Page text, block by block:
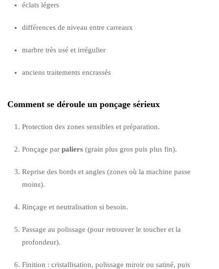
éclats légers
différences de niveau entre carreaux
marbre très usé et irrégulier
anciens traitements encrassés
Comment se déroule un ponçage sérieux
Protection des zones sensibles et préparation.
Ponçage par paliers (grain plus gros puis plus fin).
Reprise des bords et angles (zones où la machine passe
moins).
Rinçage et neutralisation si besoin.
Passage au polissage (pour retrouver le toucher et la
profondeur).
Finition : cristallisation, polissage miroir ou satiné, puis